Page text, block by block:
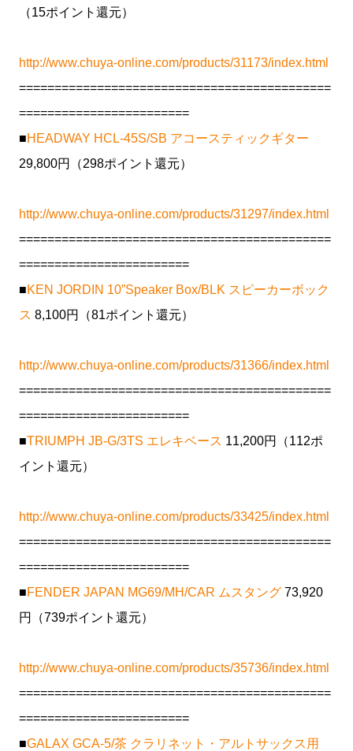
（15ポイント還元）
http://www.chuya-online.com/products/31173/index.html
============================================
========================
■HEADWAY HCL-45S/SB アコースティックギター
29,800円（298ポイント還元）
http://www.chuya-online.com/products/31297/index.html
============================================
========================
■KEN JORDIN 10”Speaker Box/BLK スピーカーボック
ス 8,100円（81ポイント還元）
http://www.chuya-online.com/products/31366/index.html
============================================
========================
■TRIUMPH JB-G/3TS エレキベース 11,200円（112ポ
イント還元）
http://www.chuya-online.com/products/33425/index.html
============================================
========================
■FENDER JAPAN MG69/MH/CAR ムスタング 73,920
円（739ポイント還元）
http://www.chuya-online.com/products/35736/index.html
============================================
========================
■GALAX GCA-5/茶 クラリネット・アルトサックス用